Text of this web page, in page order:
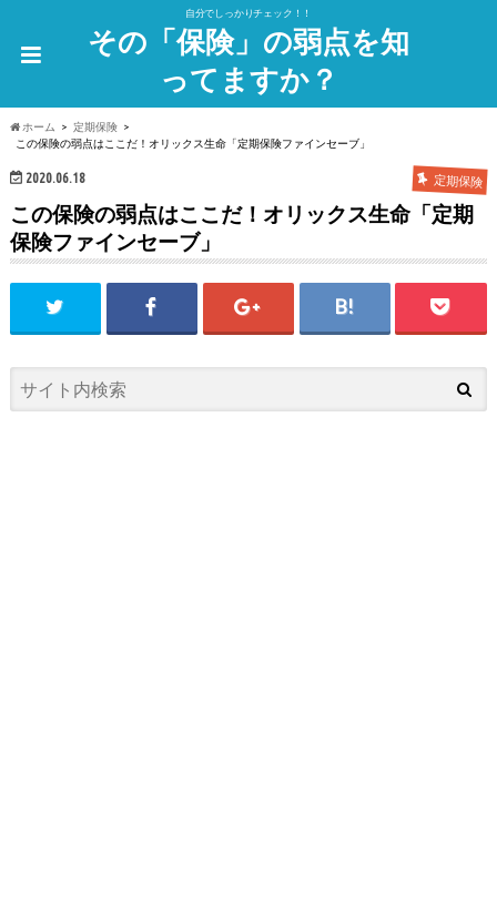
自分でしっかりチェック！！
その「保険」の弱点を知
ってますか？
ホーム
定期保険
この保険の弱点はここだ！オリックス生命「定期保険ファインセーブ」
2020.06.18 定期保険
この保険の弱点はここだ！オリックス生命「定期
保険ファインセーブ」